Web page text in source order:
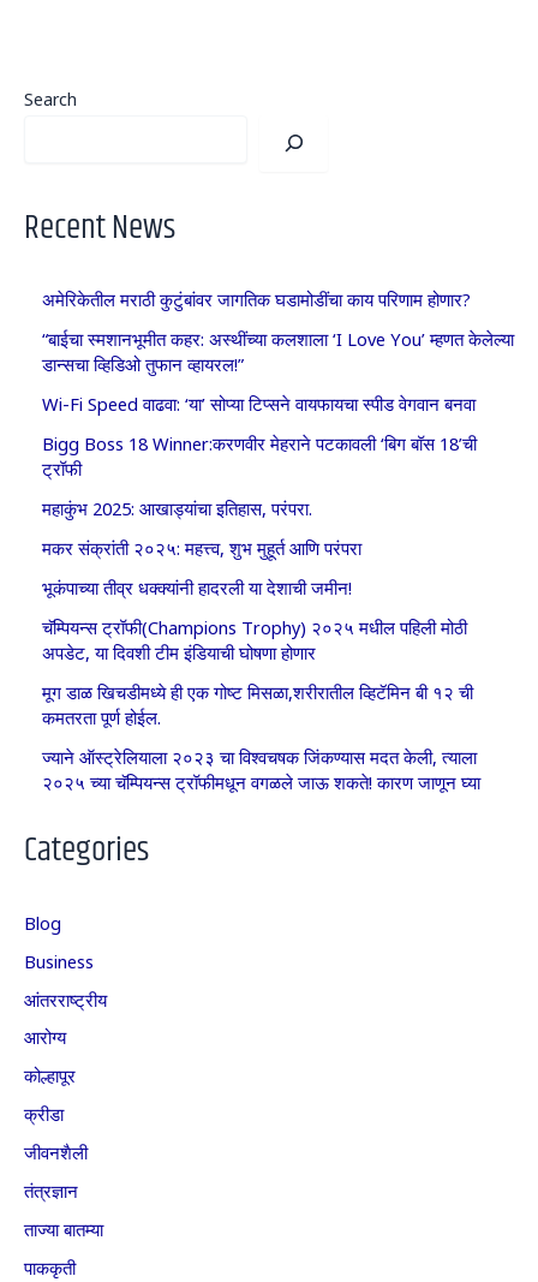
Search
Recent News
अमेरिकेतील मराठी कुटुंबांवर जागतिक घडामोडींचा काय परिणाम होणार?
“बाईचा स्मशानभूमीत कहर: अस्थींच्या कलशाला ‘I Love You’ म्हणत केलेल्या
डान्सचा व्हिडिओ तुफान व्हायरल!”
Wi-Fi Speed वाढवा: ‘या’ सोप्या टिप्सने वायफायचा स्पीड वेगवान बनवा
Bigg Boss 18 Winner:करणवीर मेहराने पटकावली ‘बिग बॉस 18’ची
ट्रॉफी
महाकुंभ 2025: आखाड्यांचा इतिहास, परंपरा.
मकर संक्रांती २०२५: महत्त्व, शुभ मुहूर्त आणि परंपरा
भूकंपाच्या तीव्र धक्क्यांनी हादरली या देशाची जमीन!
चॅम्पियन्स ट्रॉफी(Champions Trophy) २०२५ मधील पहिली मोठी
अपडेट, या दिवशी टीम इंडियाची घोषणा होणार
मूग डाळ खिचडीमध्ये ही एक गोष्ट मिसळा,शरीरातील व्हिटॅमिन बी १२ ची
कमतरता पूर्ण होईल.
ज्याने ऑस्ट्रेलियाला २०२३ चा विश्वचषक जिंकण्यास मदत केली, त्याला
२०२५ च्या चॅम्पियन्स ट्रॉफीमधून वगळले जाऊ शकते! कारण जाणून घ्या
Categories
Blog
Business
आंतरराष्ट्रीय
आरोग्य
कोल्हापूर
क्रीडा
जीवनशैली
तंत्रज्ञान
ताज्या बातम्या
पाककृती